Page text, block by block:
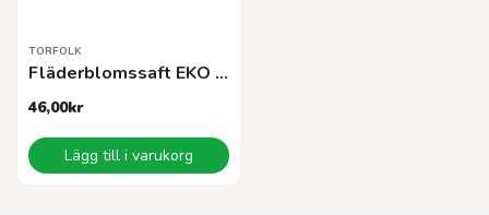
TORFOLK
Fläderblomssaft EKO 500 ml
46,00kr
Lägg till i varukorg